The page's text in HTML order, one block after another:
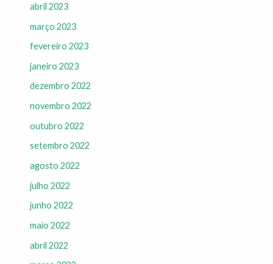
abril 2023
março 2023
fevereiro 2023
janeiro 2023
dezembro 2022
novembro 2022
outubro 2022
setembro 2022
agosto 2022
julho 2022
junho 2022
maio 2022
abril 2022